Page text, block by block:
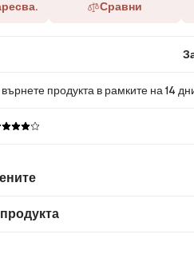
Сравни
продукта в рамките на 14